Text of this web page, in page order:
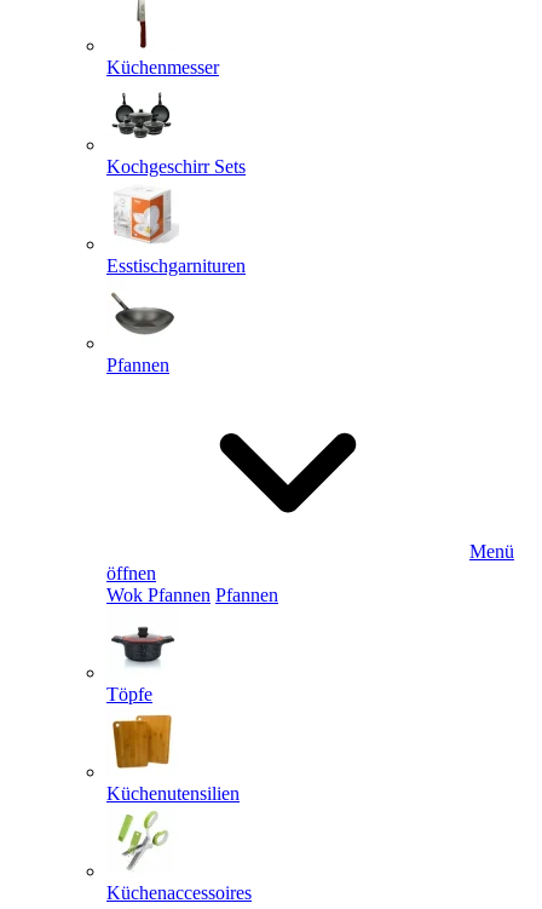
Küchenmesser
Kochgeschirr Sets
Esstischgarnituren
Pfannen
Menü
öffnen
Wok Pfannen Pfannen
Töpfe
Küchenutensilien
Küchenaccessoires